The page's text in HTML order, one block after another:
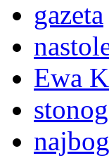
gazeta
Ewa